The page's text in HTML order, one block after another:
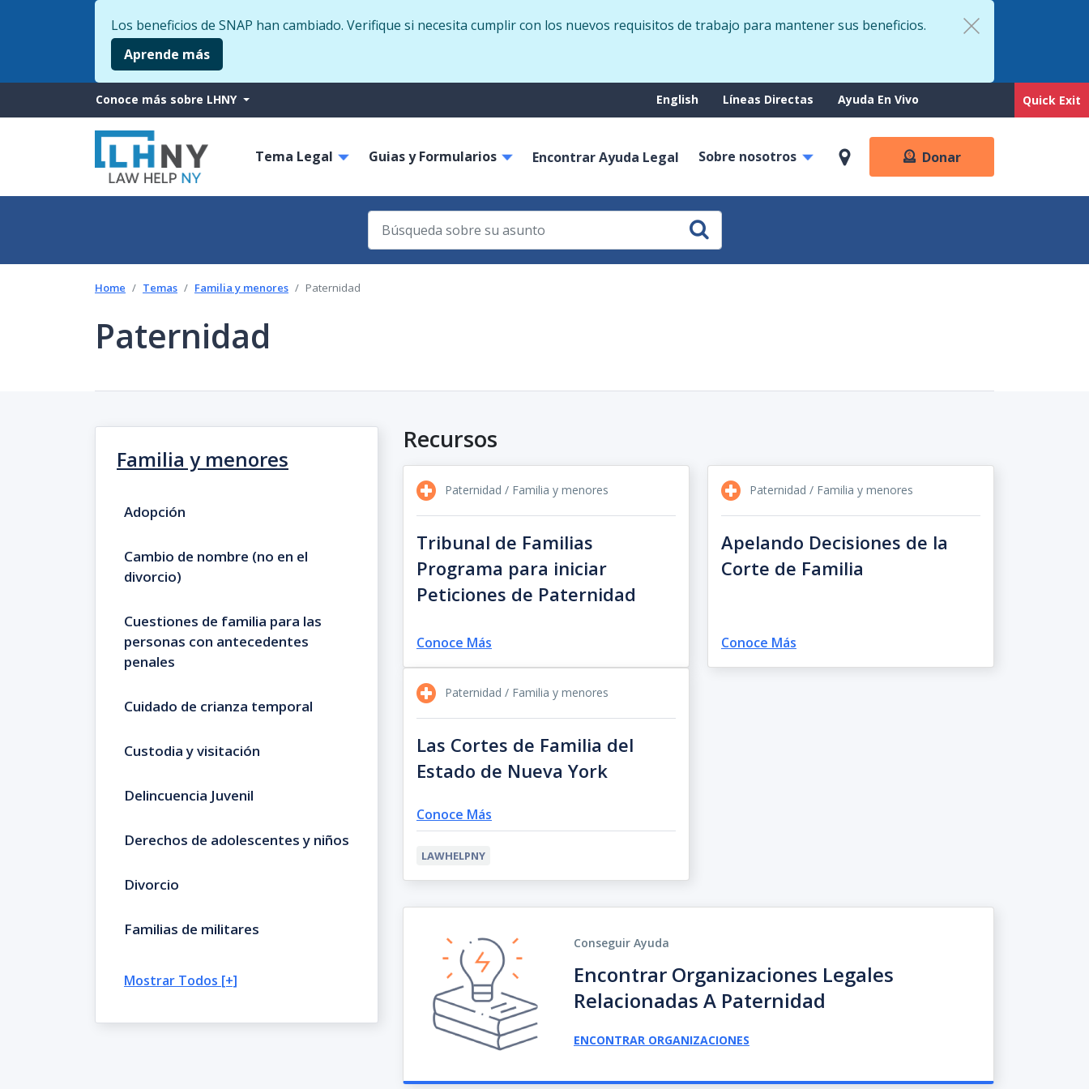
to
Quick Exit
Los beneficios de SNAP han cambiado. Verifique si necesita cumplir con los nuevos requisitos de trabajo para mantener sus beneficios.
Aprende más
More
from
LHNY
Conoce más sobre LHNY Support
English Líneas Directas Ayuda En Vivo
navigation
Tema Legal Guias y Formularios Encontrar Ayuda Legal Sobre nosotros Donar
Home Temas Familia y menores Paternidad
Paternidad
Familia y menores
Adopción
Cambio de nombre (no en el
divorcio)
Cuestiones de familia para las
personas con antecedentes
penales
Cuidado de crianza temporal
Custodia y visitación
Delincuencia Juvenil
Derechos de adolescentes y niños
Divorcio
Familias de militares
Mostrar Todos [+]
Recursos
Paternidad / Familia y menores
Tribunal de Familias
Programa para iniciar
Peticiones de Paternidad
Conoce Más
Paternidad / Familia y menores
Apelando Decisiones de la
Corte de Familia
Conoce Más
Paternidad / Familia y menores
Las Cortes de Familia del
Estado de Nueva York
Conoce Más
LAWHELPNY
Conseguir Ayuda
Encontrar Organizaciones Legales
Relacionadas A Paternidad
ENCONTRAR ORGANIZACIONES